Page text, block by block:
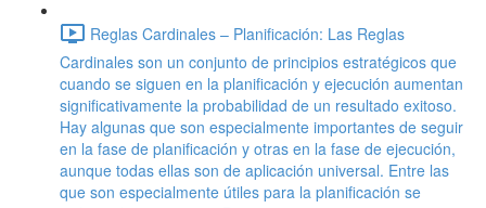
Reglas Cardinales – Planificación: Las Reglas
Cardinales son un conjunto de principios estratégicos que
cuando se siguen en la planificación y ejecución aumentan
significativamente la probabilidad de un resultado exitoso.
Hay algunas que son especialmente importantes de seguir
en la fase de planificación y otras en la fase de ejecución,
aunque todas ellas son de aplicación universal. Entre las
que son especialmente útiles para la planificación se